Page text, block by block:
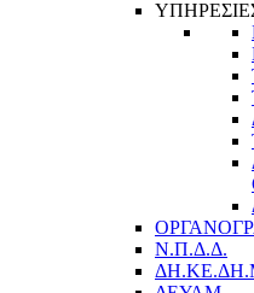
Ν.Π.Δ.Δ.